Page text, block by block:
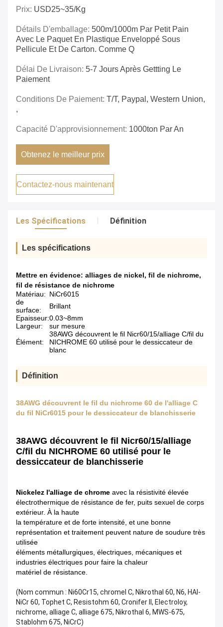
Prix: USD25~35/kg
Détails D'emballage: 500m/1000m Par Petit Pain
Avec Le Paquet En Plastique Enveloppé Sous
Pellicule Et De Carton. Comme Q
Délai De Livraison: 5-7 Jours Après Gettting Le
Paiement
Conditions De Paiement: T/T, Paypal, Western Union,
,
Capacité D'approvisionnement: 1000ton Par An
Obtenez le meilleur prix
Contactez-nous maintenant
Les Spécifications Définition
Les spécifications
Mettre en évidence: alliages de nickel, fil de nichrome,
fil de résistance de nichrome
Matériau: NiCr6015
de
surface:
Brillant
Epaisseur:0.03~8mm
Largeur:
sur mesure
Élément:
38AWG découvrent le fil Nicr60/15/alliage C/fil du
NICHROME 60 utilisé pour le dessiccateur de
blanc
Définition
38AWG découvrent le fil du nichrome 60 de l'alliage C
du fil NiCr6015 pour le dessiccateur de blanchisserie
38AWG découvrent le fil Nicr60/15/alliage
C/fil du NICHROME 60 utilisé pour le
dessiccateur de blanchisserie
Nickelez l'alliage de chrome avec la résistivité élevée
électrothermique de résistance de fer, puits sexuel de corps
extérieur. À la haute
la température et de forte intensité, et une bonne
représentation et traitement peuvent nature de soudure très
utilisée
éléments métallurgiques, électriques, mécaniques et
industries électriques pour faire la chaleur
matériel de résistance.
(Nom commun : Ni60Cr15, chromel C, Nikrothal 60, N6, HAI-
NiCr 60, Tophet C, Resistohm 60, Cronifer II, Electroloy,
nichrome, alliage C, alliage 675, Nikrothal 6, MWS-675,
Stablohm 675, NiCrC)